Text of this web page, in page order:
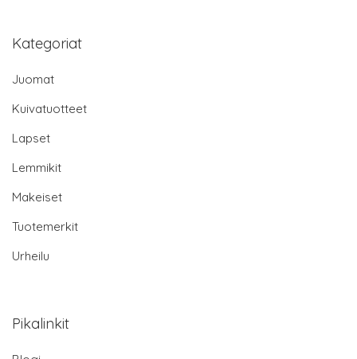
Kategoriat
Juomat
Kuivatuotteet
Lapset
Lemmikit
Makeiset
Tuotemerkit
Urheilu
Pikalinkit